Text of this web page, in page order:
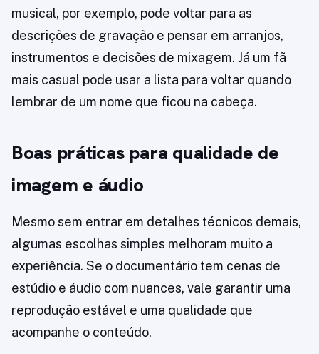
musical, por exemplo, pode voltar para as
descrições de gravação e pensar em arranjos,
instrumentos e decisões de mixagem. Já um fã
mais casual pode usar a lista para voltar quando
lembrar de um nome que ficou na cabeça.
Boas práticas para qualidade de
imagem e áudio
Mesmo sem entrar em detalhes técnicos demais,
algumas escolhas simples melhoram muito a
experiência. Se o documentário tem cenas de
estúdio e áudio com nuances, vale garantir uma
reprodução estável e uma qualidade que
acompanhe o conteúdo.